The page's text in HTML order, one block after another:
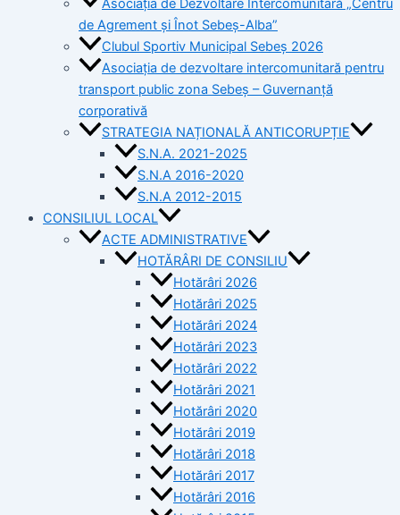
de Agrement și Înot Sebeș-Alba”
Clubul Sportiv Municipal Sebeș 2026
Asociația de dezvoltare intercomunitară pentru
transport public zona Sebeș – Guvernanță
corporativă
STRATEGIA NAȚIONALĂ ANTICORUPȚIE
S.N.A. 2021-2025
S.N.A 2016-2020
S.N.A 2012-2015
CONSILIUL LOCAL
ACTE ADMINISTRATIVE
HOTĂRÂRI DE CONSILIU
Hotărâri 2026
Hotărâri 2025
Hotărâri 2024
Hotărâri 2023
Hotărâri 2022
Hotărâri 2021
Hotărâri 2020
Hotărâri 2019
Hotărâri 2018
Hotărâri 2017
Hotărâri 2016